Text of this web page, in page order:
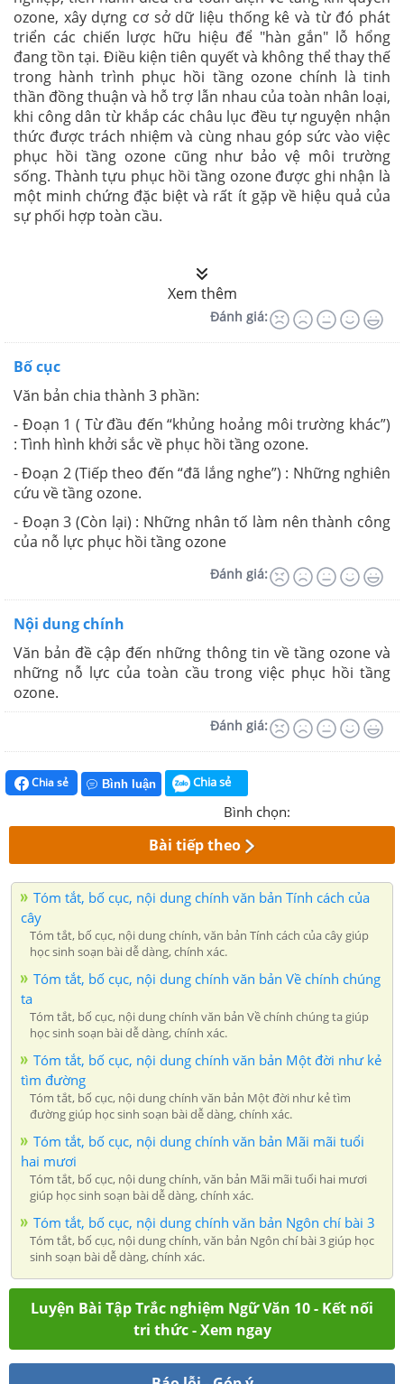
ozone, xây dựng cơ sở dữ liệu thống kê và từ đó phát
triển các chiến lược hữu hiệu để "hàn gắn" lỗ hổng
đang tồn tại. Điều kiện tiên quyết và không thể thay thế
trong hành trình phục hồi tầng ozone chính là tinh
thần đồng thuận và hỗ trợ lẫn nhau của toàn nhân loại,
khi công dân từ khắp các châu lục đều tự nguyện nhận
thức được trách nhiệm và cùng nhau góp sức vào việc
phục hồi tầng ozone cũng như bảo vệ môi trường
sống. Thành tựu phục hồi tầng ozone được ghi nhận là
một minh chứng đặc biệt và rất ít gặp về hiệu quả của
sự phối hợp toàn cầu.
Xem thêm
Đánh giá:
Bố cục
Văn bản chia thành 3 phần:
- Đoạn 1 ( Từ đầu đến “khủng hoảng môi trường khác”)
: Tình hình khởi sắc về phục hồi tầng ozone.
- Đoạn 2 (Tiếp theo đến “đã lắng nghe”) : Những nghiên
cứu về tầng ozone.
- Đoạn 3 (Còn lại) : Những nhân tố làm nên thành công
của nỗ lực phục hồi tầng ozone
Đánh giá:
Nội dung chính
Văn bản đề cập đến những thông tin về tầng ozone và
những nỗ lực của toàn cầu trong việc phục hồi tầng
ozone.
Đánh giá:
Chia sẻ Bình luận Chia sẻ
Bình chọn:
Bài tiếp theo
Tóm tắt, bố cục, nội dung chính văn bản Tính cách của
cây
Tóm tắt, bố cục, nội dung chính, văn bản Tính cách của cây giúp
học sinh soạn bài dễ dàng, chính xác.
Tóm tắt, bố cục, nội dung chính văn bản Về chính chúng
ta
Tóm tắt, bố cục, nội dung chính văn bản Về chính chúng ta giúp
học sinh soạn bài dễ dàng, chính xác.
Tóm tắt, bố cục, nội dung chính văn bản Một đời như kẻ
tìm đường
Tóm tắt, bố cục, nội dung chính văn bản Một đời như kẻ tìm
đường giúp học sinh soạn bài dễ dàng, chính xác.
Tóm tắt, bố cục, nội dung chính văn bản Mãi mãi tuổi
hai mươi
Tóm tắt, bố cục, nội dung chính, văn bản Mãi mãi tuổi hai mươi
giúp học sinh soạn bài dễ dàng, chính xác.
Tóm tắt, bố cục, nội dung chính văn bản Ngôn chí bài 3
Tóm tắt, bố cục, nội dung chính, văn bản Ngôn chí bài 3 giúp học
sinh soạn bài dễ dàng, chính xác.
Luyện Bài Tập Trắc nghiệm Ngữ Văn 10 - Kết nối
tri thức - Xem ngay